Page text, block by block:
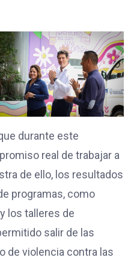
durante este
real de trabajar a
de ello, los resultados
programas, como
los talleres de
salir de las
de violencia contra las